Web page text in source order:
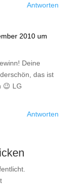
Antworten
2010 um
Deine
das ist
😉 LG
Antworten